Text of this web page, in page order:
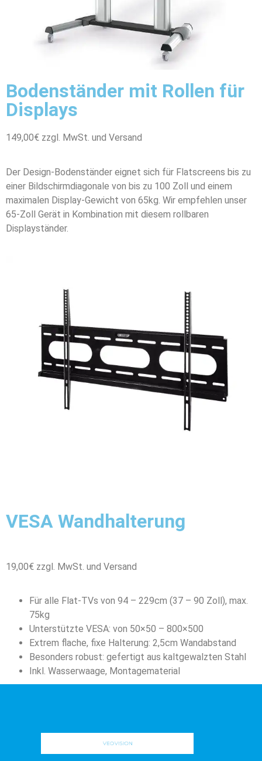
Bodenständer mit Rollen für
Displays
149,00€ zzgl. MwSt. und Versand
Der Design-Bodenständer eignet sich für Flatscreens bis zu
einer Bildschirmdiagonale von bis zu 100 Zoll und einem
maximalen Display-Gewicht von 65kg. Wir empfehlen unser
65-Zoll Gerät in Kombination mit diesem rollbaren
Displayständer.
VESA Wandhalterung
19,00€ zzgl. MwSt. und Versand
Für alle Flat-TVs von 94 – 229cm (37 – 90 Zoll), max.
75kg
Unterstützte VESA: von 50×50 – 800×500
Extrem flache, fixe Halterung: 2,5cm Wandabstand
Besonders robust: gefertigt aus kaltgewalzten Stahl
Inkl. Wasserwaage, Montagematerial